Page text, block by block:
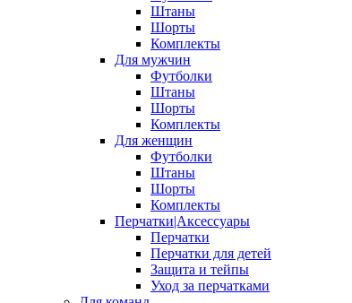
Штаны
Шорты
Комплекты
Для мужчин
Футболки
Штаны
Шорты
Комплекты
Для женщин
Футболки
Штаны
Шорты
Комплекты
Перчатки|Аксессуары
Перчатки
Перчатки для детей
Защита и тейпы
Уход за перчатками